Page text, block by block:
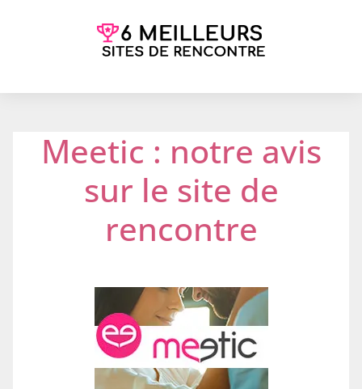
Meetic : notre avis
sur le site de
rencontre